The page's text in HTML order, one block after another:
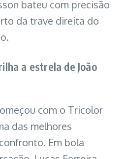
bateu com precisão
da trave direita do
a estrela de João
com o Tricolor
das melhores
Em bola